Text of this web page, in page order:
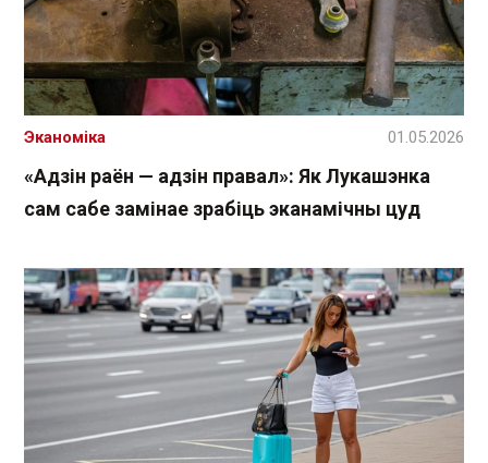
«Адзін раён — адзін правал»: Як Лукашэнка
сам сабе замінае зрабіць эканамічны цуд
Эканоміка 01.05.2026